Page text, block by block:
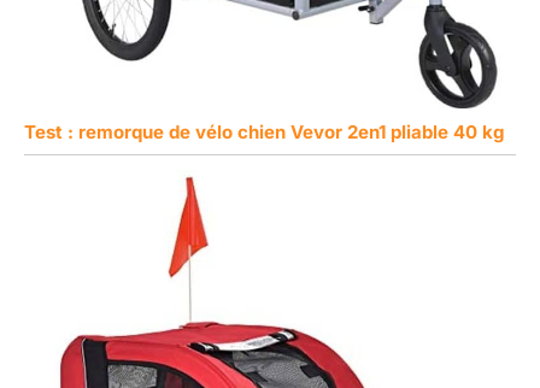
Test : remorque de vélo chien Vevor 2en1 pliable 40 kg